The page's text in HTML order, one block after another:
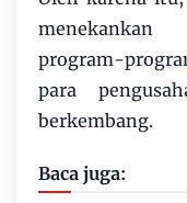
menekankan
program-
para
berkembang.
Baca juga: